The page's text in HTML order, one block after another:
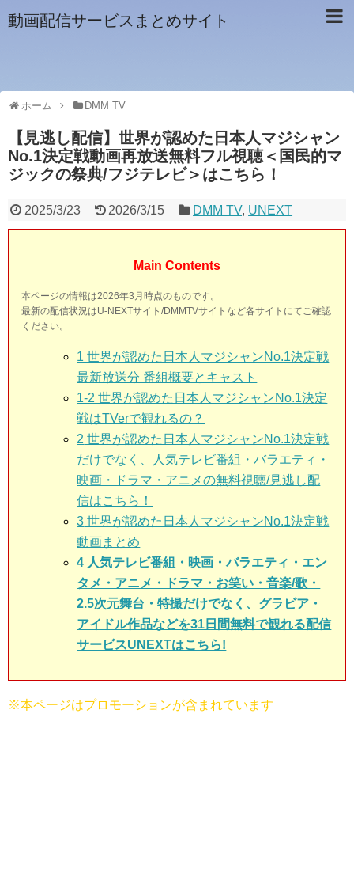
動画配信サービスまとめサイト
ホーム DMM TV
【見逃し配信】世界が認めた日本人マジシャン
No.1決定戦動画再放送無料フル視聴＜国民的マ
ジックの祭典/フジテレビ＞はこちら！
2025/3/23 2026/3/15 DMM TV, UNEXT
Main Contents
本ページの情報は2026年3月時点のものです。
最新の配信状況はU-NEXTサイト/DMMTVサイトなど各サイトにてご確認
ください。
1 世界が認めた日本人マジシャンNo.1決定戦
最新放送分 番組概要とキャスト
1-2 世界が認めた日本人マジシャンNo.1決定
戦はTVerで観れるの？
2 世界が認めた日本人マジシャンNo.1決定戦
だけでなく、人気テレビ番組・バラエティ・
映画・ドラマ・アニメの無料視聴/見逃し配
信はこちら！
3 世界が認めた日本人マジシャンNo.1決定戦
動画まとめ
4 人気テレビ番組・映画・バラエティ・エン
タメ・アニメ・ドラマ・お笑い・音楽/歌・
2.5次元舞台・特撮だけでなく、グラビア・
アイドル作品などを31日間無料で観れる配信
サービスUNEXTはこちら!
※本ページはプロモーションが含まれています